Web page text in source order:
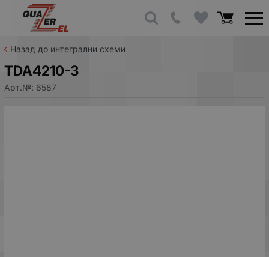
Назад до интегрални схеми
TDA4210-3
Арт.№: 6587